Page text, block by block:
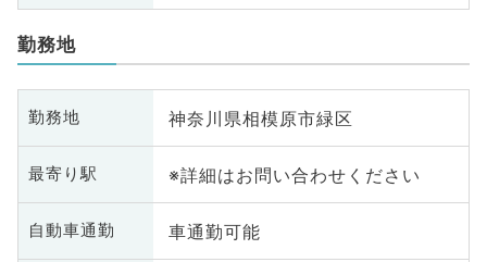
勤務地
勤務地 神奈川県相模原市緑区
最寄り駅 ※詳細はお問い合わせください
自動車通勤 車通勤可能